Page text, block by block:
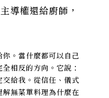
導權還給廚師，
你。當什麼都可以自己
相反的方向。它說：
給我。從信任、儀式
無菜單料理為什麼在